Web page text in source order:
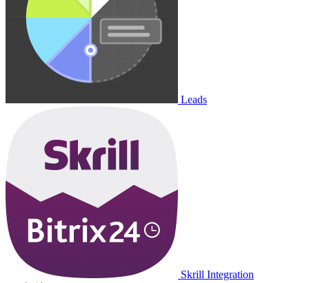
Leads
Skrill Integration